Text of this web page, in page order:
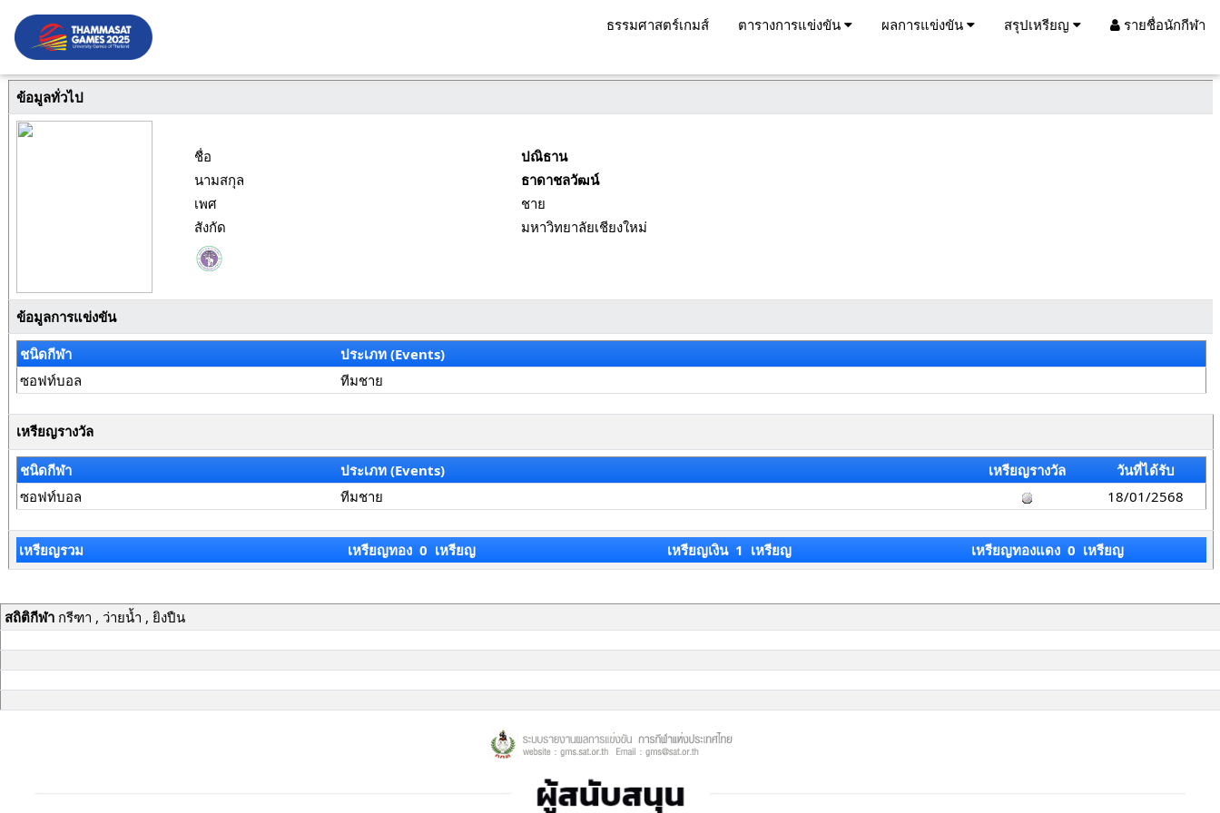
ธรรมศาสตร์เกมส์ ตารางการแข่งขัน ผลการแข่งขัน สรุปเหรียญ รายชื่อนักกีฬา
ข้อมูลทั่วไป
ชื่อ
ปณิธาน
นามสกุล
ธาดาชลวัฒน์
เพศ
ชาย
สังกัด
มหาวิทยาลัยเชียงใหม่
ข้อมูลการแข่งขัน
ชนิดกีฬา
ประเภท (Events)
ซอฟท์บอล
ทีมชาย
เหรียญรางวัล
ชนิดกีฬา ประเภท (Events) เหรียญรางวัล
วันที่ได้รับ
ซอฟท์บอล
ทีมชาย 18/01/2568
เหรียญรวม เหรียญทอง 0 เหรียญ เหรียญเงิน 1 เหรียญ เหรียญทองแดง 0 เหรียญ
สถิติกีฬากรีฑา , ว่ายน้ำ , ยิงปืน